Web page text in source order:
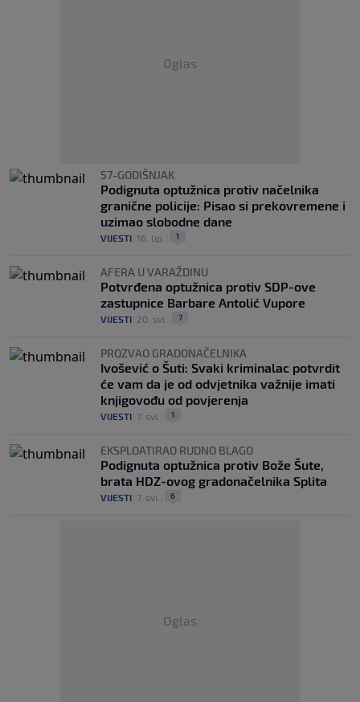
Oglas
57-GODIŠNJAK
Podignuta optužnica protiv načelnika
granične policije: Pisao si prekovremene i
uzimao slobodne dane
VIJESTI 16. lip. 1
AFERA U VARAŽDINU
Potvrđena optužnica protiv SDP-ove
zastupnice Barbare Antolić Vupore
VIJESTI 20. svi. 7
PROZVAO GRADONAČELNIKA
Ivošević o Šuti: Svaki kriminalac potvrdit
će vam da je od odvjetnika važnije imati
knjigovođu od povjerenja
VIJESTI 7. svi. 1
EKSPLOATIRAO RUDNO BLAGO
Podignuta optužnica protiv Bože Šute,
brata HDZ-ovog gradonačelnika Splita
VIJESTI 7. svi. 6
Oglas